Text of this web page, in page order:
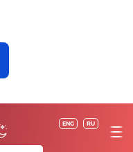
ENG RU